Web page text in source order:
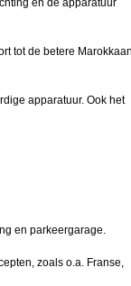
en de apparatuur
tot de betere
apparatuur. Ook het
en parkeergarage.
zoals o.a. Franse,